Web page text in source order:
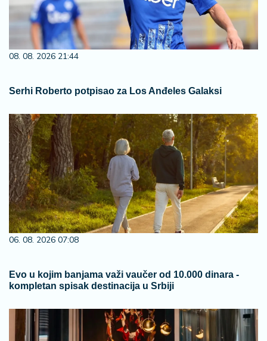
08. 08. 2026 21:44
Serhi Roberto potpisao za Los Anđeles Galaksi
06. 08. 2026 07:08
Evo u kojim banjama važi vaučer od 10.000 dinara -
kompletan spisak destinacija u Srbiji